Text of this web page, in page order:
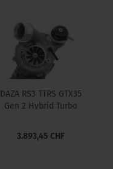
DAZA RS3 TTRS GTX35
Gen 2 Hybrid Turbo
3.893,45 CHF